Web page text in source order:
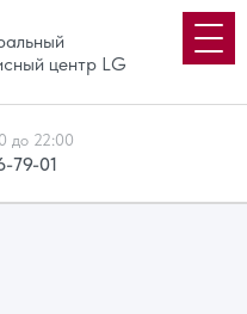
центр LG
до 22:00
79-01